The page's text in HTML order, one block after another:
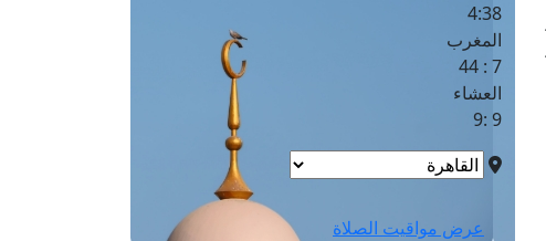
4:38
المغرب
7 : 44
العشاء
9 :9
عرض مواقيت الصلاة